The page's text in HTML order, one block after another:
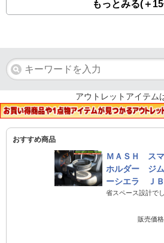
もっとみる(＋
アウトレットアイテム
おすすめ商品
ＭＡＳＨ ス
ホルダー ジ
ーシエラ Ｊ
販売価